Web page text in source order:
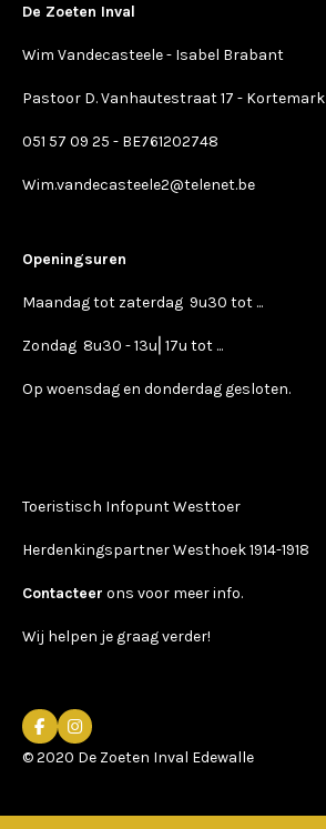
De Zoeten Inval
Wim Vandecasteele - Isabel Brabant
Pastoor D. Vanhautestraat 17 - Kortemark
051 57 09 25 - BE761202748
Wim.vandecasteele2@telenet.be
Openingsuren
Maandag tot zaterdag 9u30 tot ...
Zondag 8u30 - 13u⎢17u tot ...
Op woensdag en donderdag gesloten.
Toeristisch Infopunt Westtoer
Herdenkingspartner Westhoek 1914-1918
Contacteer ons voor meer info.
Wij helpen je graag verder!
F
a
c
I
n
s
© 2020 De Zoeten Inval Edewalle